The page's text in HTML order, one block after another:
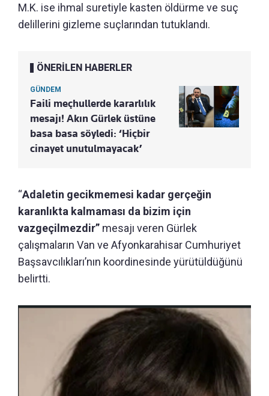
M.K. ise ihmal suretiyle kasten öldürme ve suç
delillerini gizleme suçlarından tutuklandı.
ÖNERİLEN HABERLER
GÜNDEM
Faili meçhullerde kararlılık
mesajı! Akın Gürlek üstüne
basa basa söyledi: ‘Hiçbir
cinayet unutulmayacak’
“Adaletin gecikmemesi kadar gerçeğin
karanlıkta kalmaması da bizim için
vazgeçilmezdir” mesajı veren Gürlek
çalışmaların Van ve Afyonkarahisar Cumhuriyet
Başsavcılıkları’nın koordinesinde yürütüldüğünü
belirtti.